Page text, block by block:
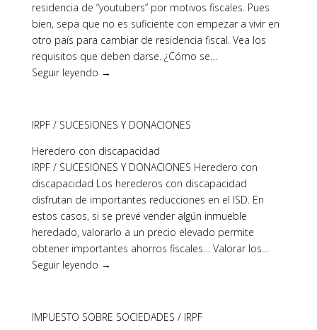
residencia de “youtubers” por motivos fiscales. Pues
bien, sepa que no es suficiente con empezar a vivir en
otro país para cambiar de residencia fiscal. Vea los
requisitos que deben darse. ¿Cómo se…
Seguir leyendo →
IRPF / SUCESIONES Y DONACIONES
Heredero con discapacidad
IRPF / SUCESIONES Y DONACIONES Heredero con
discapacidad Los herederos con discapacidad
disfrutan de importantes reducciones en el ISD. En
estos casos, si se prevé vender algún inmueble
heredado, valorarlo a un precio elevado permite
obtener importantes ahorros fiscales… Valorar los…
Seguir leyendo →
IMPUESTO SOBRE SOCIEDADES / IRPF